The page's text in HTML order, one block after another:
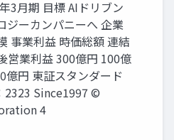
3月期 目標 AIドリブン
ジーカンパニーへ 企業
事業利益 時価総額 連結
営業利益 300億円 100億
億円 東証スタンダード
2323 Since1997 ©
4